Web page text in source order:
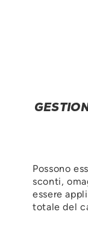
Possono
sconti,
essere
totale del